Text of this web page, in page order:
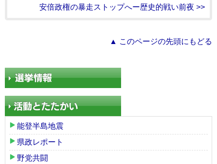
安倍政権の暴走ストップへー歴史的戦い前夜 >>
▲ このページの先頭にもどる
能登半島地震
県政レポート
野党共闘